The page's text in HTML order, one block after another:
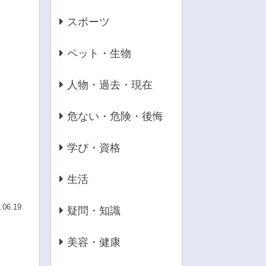
スポーツ
ペット・生物
人物・過去・現在
危ない・危険・後悔
学び・資格
生活
疑問・知識
美容・健康